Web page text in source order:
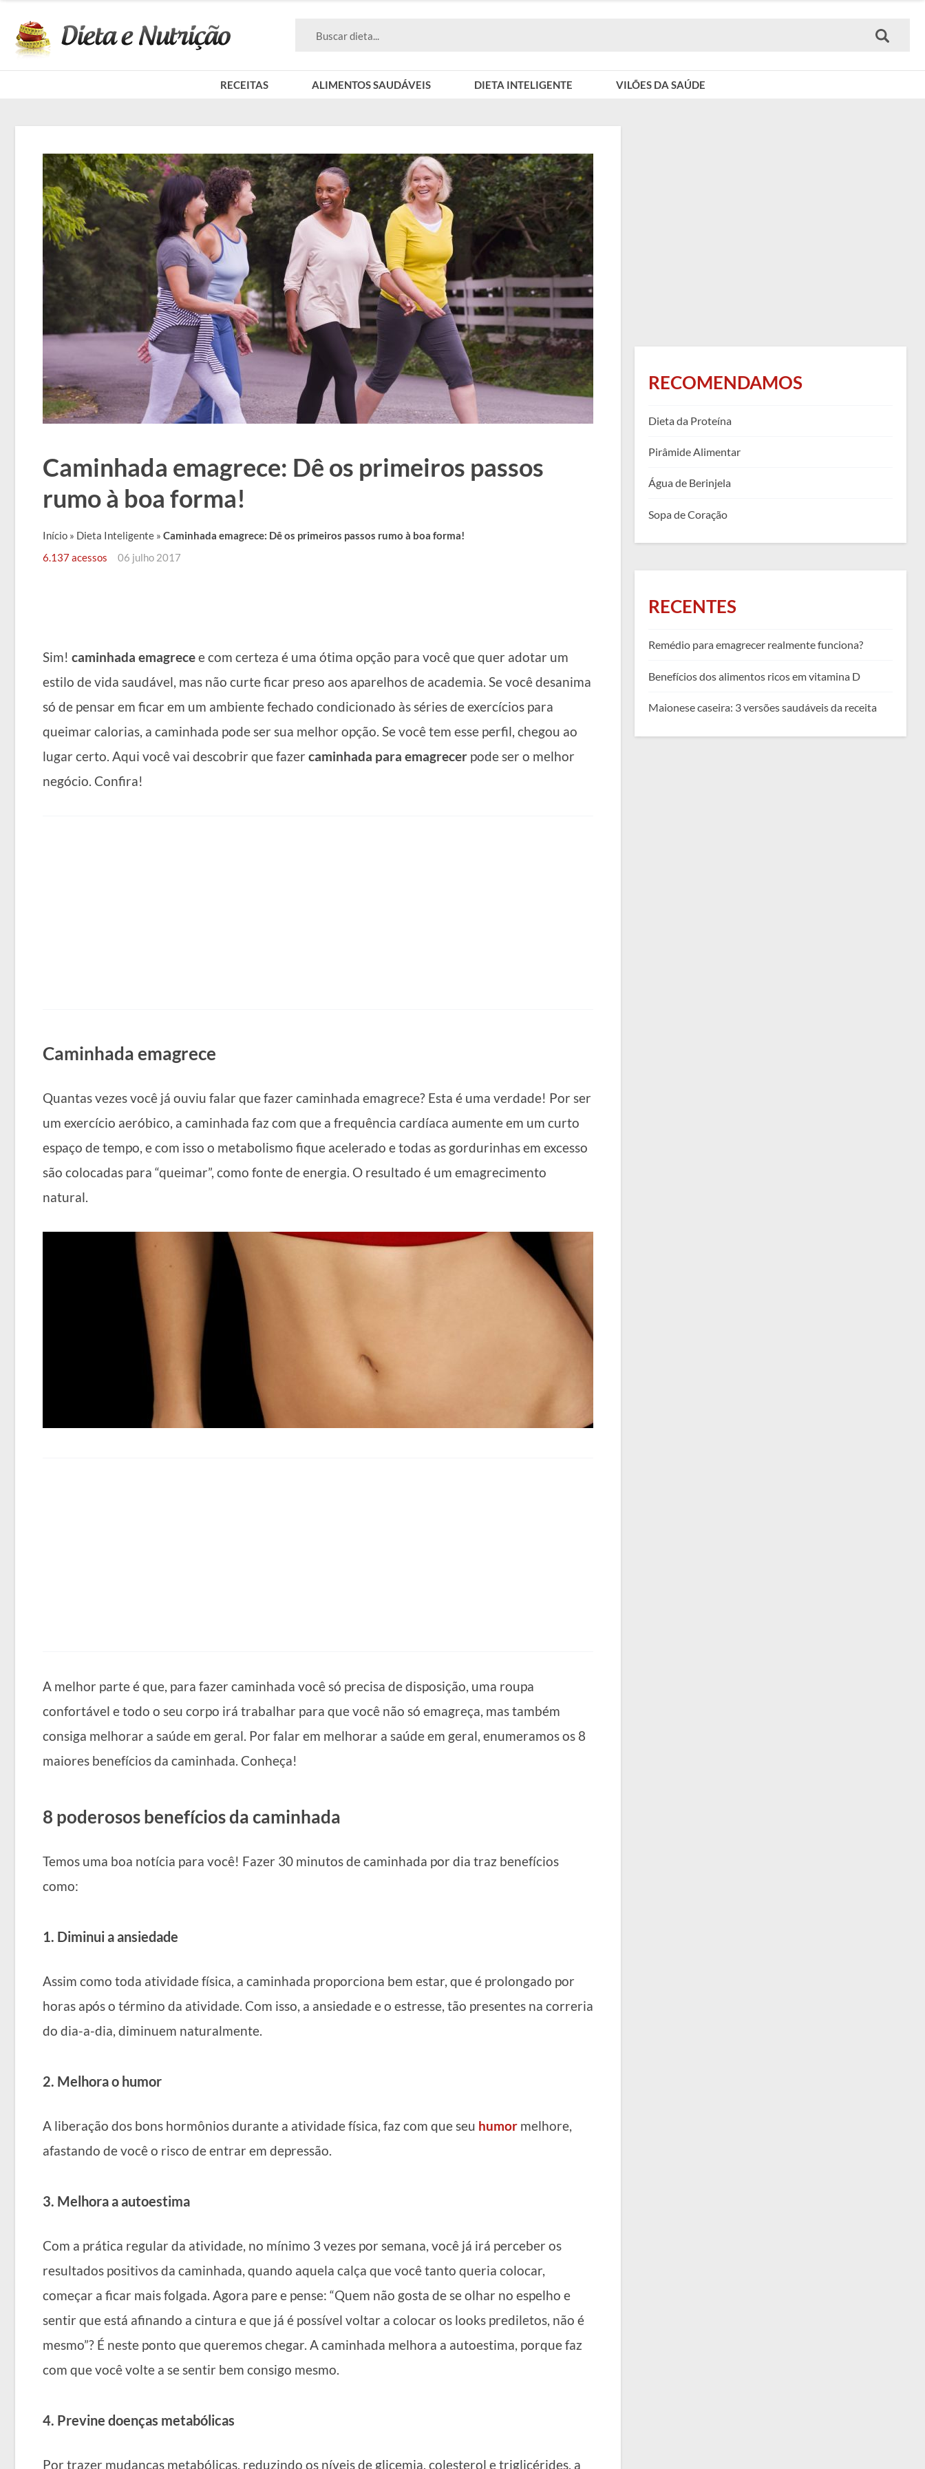
RECEITAS ALIMENTOS SAUDÁVEIS DIETA INTELIGENTE VILÕES DA SAÚDE
Caminhada emagrece: Dê os primeiros passos
rumo à boa forma!
Início » Dieta Inteligente » Caminhada emagrece: Dê os primeiros passos rumo à boa forma!
6.137 acessos
06 julho 2017
Sim! caminhada emagrecee com certeza é uma ótima opção para você que quer adotar um
estilo de vida saudável, mas não curte ficar preso aos aparelhos de academia. Se você desanima
só de pensar em ficar em um ambiente fechado condicionado às séries de exercícios para
queimar calorias, a caminhada pode ser sua melhor opção. Se você tem esse perfil, chegou ao
lugar certo. Aqui você vai descobrir que fazer caminhada para emagrecer pode ser o melhor
negócio. Confira!
Caminhada emagrece
Quantas vezes você já ouviu falar que fazer caminhada emagrece? Esta é uma verdade! Por ser
um exercício aeróbico, a caminhada faz com que a frequência cardíaca aumente em um curto
espaço de tempo, e com isso o metabolismo fique acelerado e todas as gordurinhas em excesso
são colocadas para “queimar”, como fonte de energia. O resultado é um emagrecimento
natural.
A melhor parte é que, para fazer caminhada você só precisa de disposição, uma roupa
confortável e todo o seu corpo irá trabalhar para que você não só emagreça, mas também
consiga melhorar a saúde em geral. Por falar em melhorar a saúde em geral, enumeramos os 8
maiores benefícios da caminhada. Conheça!
8 poderosos benefícios da caminhada
Temos uma boa notícia para você! Fazer 30 minutos de caminhada por dia traz benefícios
como:
1. Diminui a ansiedade
Assim como toda atividade física, a caminhada proporciona bem estar, que é prolongado por
horas após o término da atividade. Com isso, a ansiedade e o estresse, tão presentes na correria
do dia-a-dia, diminuem naturalmente.
2. Melhora o humor
A liberação dos bons hormônios durante a atividade física, faz com que seu humor melhore,
afastando de você o risco de entrar em depressão.
3. Melhora a autoestima
Com a prática regular da atividade, no mínimo 3 vezes por semana, você já irá perceber os
resultados positivos da caminhada, quando aquela calça que você tanto queria colocar,
começar a ficar mais folgada. Agora pare e pense: “Quem não gosta de se olhar no espelho e
sentir que está afinando a cintura e que já é possível voltar a colocar os looks prediletos, não é
mesmo”? É neste ponto que queremos chegar. A caminhada melhora a autoestima, porque faz
com que você volte a se sentir bem consigo mesmo.
4. Previne doenças metabólicas
Por trazer mudanças metabólicas, reduzindo os níveis de glicemia, colesterol e triglicérides, a
RECOMENDAMOS
Dieta da Proteína
Pirâmide Alimentar
Água de Berinjela
Sopa de Coração
RECENTES
Remédio para emagrecer realmente funciona?
Benefícios dos alimentos ricos em vitamina D
Maionese caseira: 3 versões saudáveis da receita